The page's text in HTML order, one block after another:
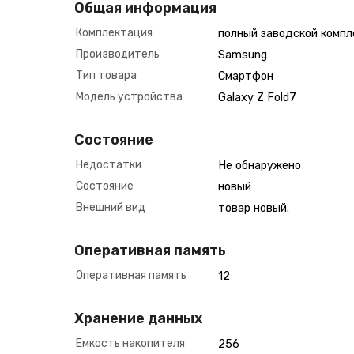
Общая информация
Комплектация
полный заводской
Производитель
Samsung
Тип товара
Смартфон
Модель устройства
Galaxy Z Fold7
Состояние
Недостатки
Не обнаружено
Состояние
новый
Внешний вид
товар новый.
Оперативная память
Оперативная память 12
Хранение данных
Емкость накопителя 256